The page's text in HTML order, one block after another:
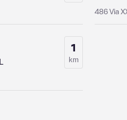
486 Via
1
km